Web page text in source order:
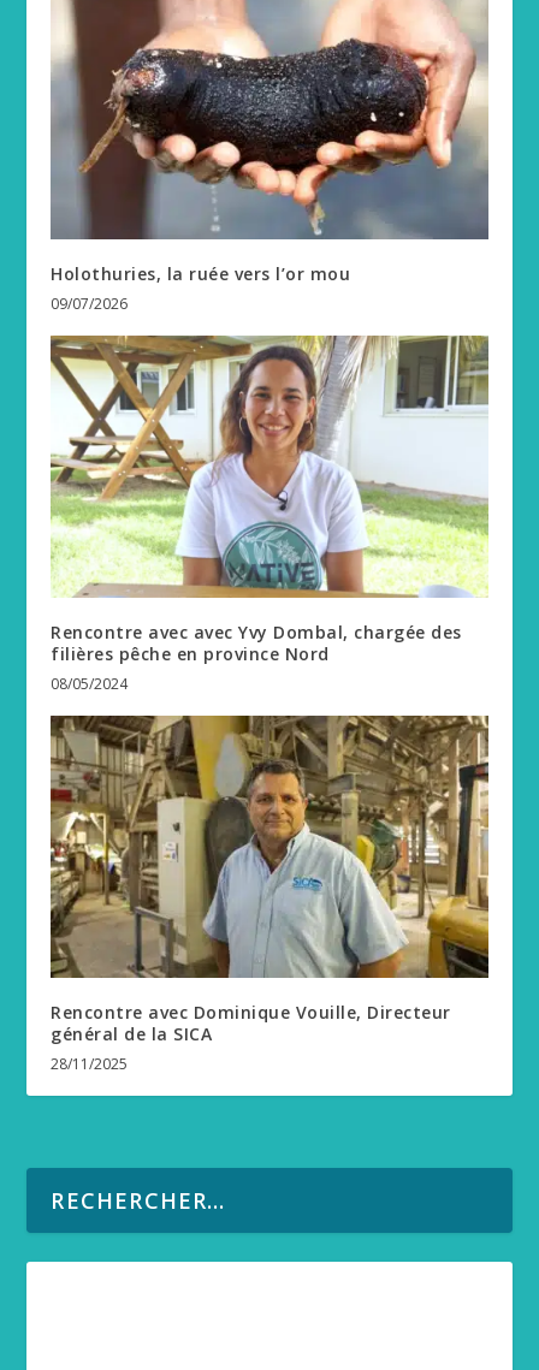
Holothuries, la ruée vers l’or mou
09/07/2026
Rencontre avec avec Yvy Dombal, chargée des
filières pêche en province Nord
08/05/2024
Rencontre avec Dominique Vouille, Directeur
général de la SICA
28/11/2025